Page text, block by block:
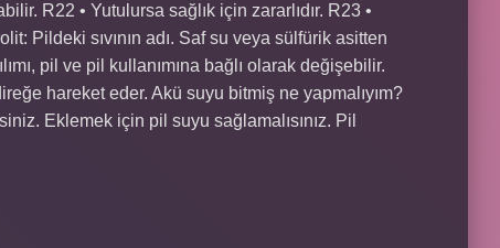
R22 • Yutulursa sağlık için zararlıdır. R23 •
Pildeki sıvının adı. Saf su veya sülfürik asitten
pil ve pil kullanımına bağlı olarak değişebilir.
hareket eder. Akü suyu bitmiş ne yapmalıyım?
Eklemek için pil suyu sağlamalısınız. Pil